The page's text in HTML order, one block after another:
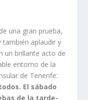
una gran prueba,
también aplaudir y
un brillante acto de
entorno de la
de Tenerife:
El sábado
de la tarde-